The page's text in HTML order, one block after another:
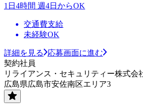
1日4時間 週4日からOK
交通費支給
未経験OK
詳細を見る
応募画面に進む
契約社員
リライアンス・セキュリティー株式会
広島県広島市安佐南区エリア3